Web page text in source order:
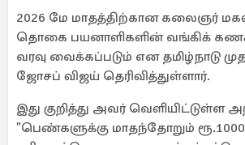
2026 மே மாதத்திற்கான கலைஞர்
தொகை பயனாளிகளின் வங்கிக்
வரவு வைக்கப்படும் என தமிழ்நாடு
ஜோசப் விஜய் தெரிவித்துள்ளார்.
இது குறித்து அவர் வெளியிட்டுள்ள
"பெண்களுக்கு மாதந்தோறும்